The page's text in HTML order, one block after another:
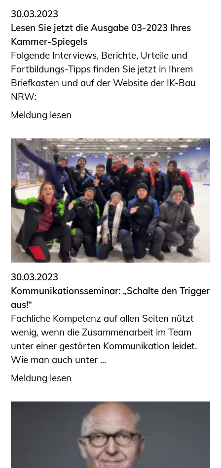
30.03.2023
Lesen Sie jetzt die Ausgabe 03-2023 Ihres
Kammer-Spiegels
Folgende Interviews, Berichte, Urteile und
Fortbildungs-Tipps finden Sie jetzt in Ihrem
Briefkasten und auf der Website der IK-Bau
NRW:
Meldung lesen
30.03.2023
Kommunikationsseminar: „Schalte den Trigger
aus!“
Fachliche Kompetenz auf allen Seiten nützt
wenig, wenn die Zusammenarbeit im Team
unter einer gestörten Kommunikation leidet.
Wie man auch unter ...
Meldung lesen